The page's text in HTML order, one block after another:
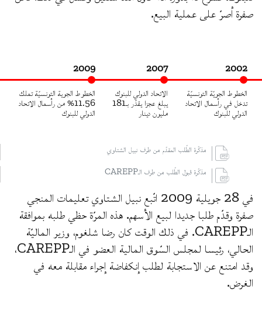
صفرة أصرّ على عملية البيع.
2002
الخطوط الجويّة التونسيّة
تدخل في رأسمال الاتحاد
الدولي للبنوك
2007
الاتحاد الدولي للبنوك
يبلغ عجزا يقدّر بـ181
مليون دينار
2009
الخطوط الجوية التونسيّة تملك
11.56% من رأسمال الاتحاد
الدولي للبنوك
مذكّرة الطّلب المقدّم من طرف نبيل الشتاوي
مذكّرة قبول الطّلب من طرف الـCAREPP
في 28 جويلية 2009 اتّبع نبيل الشتاوي تعليمات المنجي
صفرة وقدّم طلبا جديدا لبيع الأسهم. هذه المرّة حظي طلبه بموافقة
الـCAREPP. في ذلك الوقت كان رضا شلغوم، وزير الماليّة
الحالي، رئيسا لمجلس السّوق المالية العضو في الـCAREPP،
وقد امتنع عن الاستجابة لطلب إنكفاضة إجراء مقابلة معه في
الغرض.